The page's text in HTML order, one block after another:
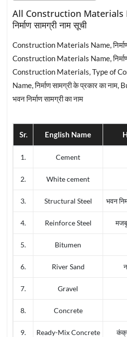
All Construction Materials
निर्माण सामग्री नाम सूची
Construction Materials Name,
Construction Materials Name,
Construction Materials, Type of
Name, निर्माण सामग्री के प्रकार का
भवन निर्माण सामग्री का नाम
Sr. English Name
1. Cement
2. White cement
3. Structural Steel भवन
4. Reinforce Steel
5. Bitumen
6. River Sand
7. Gravel
8. Concrete
9. Ready-Mix Concrete